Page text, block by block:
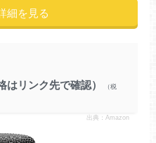
細を見る
リンク先で確認）
出典：Amazon